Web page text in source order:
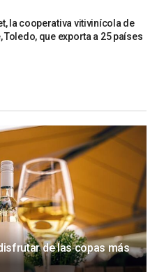
la cooperativa vitivinícola de
que exporta a 25 países
de las copas más